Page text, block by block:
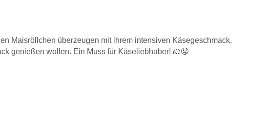
Maisröllchen überzeugen mit ihrem intensiven Käsegeschmack,
genießen wollen. Ein Muss für Käseliebhaber! 🧀🤤